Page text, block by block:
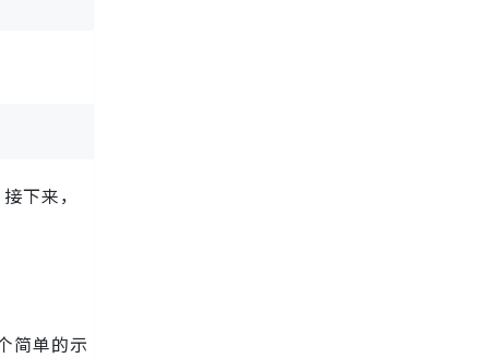
下来，
简单的示